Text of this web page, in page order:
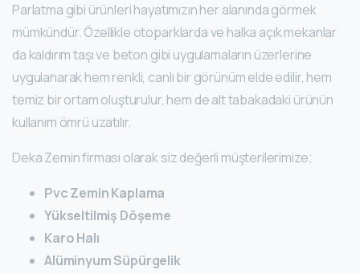
Parlatma gibi ürünleri hayatımızın her alanında görmek
mümkündür. Özellikle otoparklarda ve halka açık mekanlar
da kaldırım taşı ve beton gibi uygulamaların üzerlerine
uygulanarak hem renkli, canlı bir görünüm elde edilir, hem
temiz bir ortam oluşturulur, hem de alt tabakadaki ürünün
kullanım ömrü uzatılır.
Deka Zemin firması olarak siz değerli müşterilerimize;
Pvc Zemin Kaplama
Yükseltilmiş Döşeme
Karo Halı
Alüminyum Süpürgelik